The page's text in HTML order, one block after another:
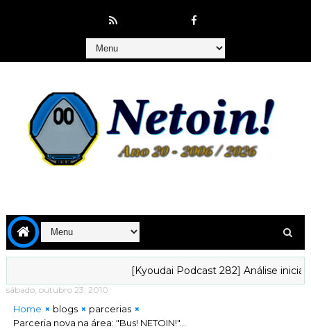
[Kyoudai Podcast 282] Análise inicial da
sábado, outubro 23, 2010
Home blogs
parcerias
Parceria nova na área: "Bus! NETOIN!"...